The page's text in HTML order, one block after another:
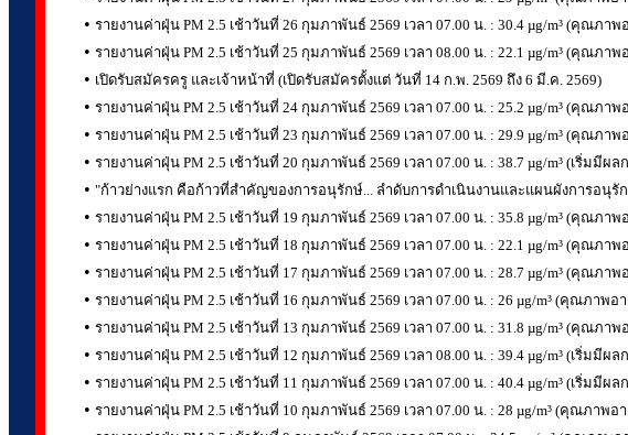
• รายงานค่าฝุ่น PM 2.5 เช้าวันที่ 26 กุมภาพันธ์ 2569 เวลา 07.00 น. : 30.4 µg/m³ (คุณภา
• รายงานค่าฝุ่น PM 2.5 เช้าวันที่ 25 กุมภาพันธ์ 2569 เวลา 08.00 น. : 22.1 µg/m³ (คุณภาพ
• เปิดรับสมัครครู และเจ้าหน้าที่ (เปิดรับสมัครตั้งแต่ วันที่ 14 ก.พ. 2569 ถึง 6 มี.ค. 2569)
• รายงานค่าฝุ่น PM 2.5 เช้าวันที่ 24 กุมภาพันธ์ 2569 เวลา 07.00 น. : 25.2 µg/m³ (คุณภา
• รายงานค่าฝุ่น PM 2.5 เช้าวันที่ 23 กุมภาพันธ์ 2569 เวลา 07.00 น. : 29.9 µg/m³ (คุณภา
• รายงานค่าฝุ่น PM 2.5 เช้าวันที่ 20 กุมภาพันธ์ 2569 เวลา 07.00 น. : 38.7 µg/m³ (เริ่มมีผ
• "ก้าวย่างแรก คือก้าวที่สำคัญของการอนุรักษ์... ลำดับการดำเนินงานและแผนผังการอนุรั
• รายงานค่าฝุ่น PM 2.5 เช้าวันที่ 19 กุมภาพันธ์ 2569 เวลา 07.00 น. : 35.8 µg/m³ (คุณภา
• รายงานค่าฝุ่น PM 2.5 เช้าวันที่ 18 กุมภาพันธ์ 2569 เวลา 07.00 น. : 22.1 µg/m³ (คุณภาพ
• รายงานค่าฝุ่น PM 2.5 เช้าวันที่ 17 กุมภาพันธ์ 2569 เวลา 07.00 น. : 28.7 µg/m³ (คุณภา
• รายงานค่าฝุ่น PM 2.5 เช้าวันที่ 16 กุมภาพันธ์ 2569 เวลา 07.00 น. : 26 µg/m³ (คุณภาพอ
• รายงานค่าฝุ่น PM 2.5 เช้าวันที่ 13 กุมภาพันธ์ 2569 เวลา 07.00 น. : 31.8 µg/m³ (คุณภา
• รายงานค่าฝุ่น PM 2.5 เช้าวันที่ 12 กุมภาพันธ์ 2569 เวลา 08.00 น. : 39.4 µg/m³ (เริ่มมีผ
• รายงานค่าฝุ่น PM 2.5 เช้าวันที่ 11 กุมภาพันธ์ 2569 เวลา 07.00 น. : 40.4 µg/m³ (เริ่มมีผ
• รายงานค่าฝุ่น PM 2.5 เช้าวันที่ 10 กุมภาพันธ์ 2569 เวลา 07.00 น. : 28 µg/m³ (คุณภาพอ